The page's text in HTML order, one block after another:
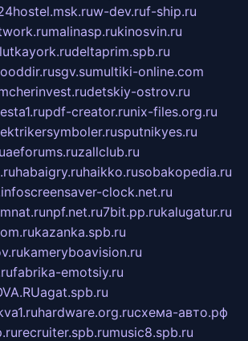
w-dev.ruf-ship.ru
malinasp.rukinosvin.ru
deltaprim.spb.ru
sgv.sumultiki-online.com
cherinvest.rudetskiy-ostrov.ru
pdf-creator.runix-files.org.ru
sputnikyes.ru
aeforums.ruzallclub.ru
habaigry.ruhaikko.rusobakopedia.ru
screensaver-clock.net.ru
npf.net.ru7bit.pp.rukalugatur.ru
kazanka.spb.ru
kameryboavision.ru
fabrika-emotsiy.ru
agat.spb.ru
hardware.org.ruсхема-авто.рф
recruiter.spb.rumusic8.spb.ru